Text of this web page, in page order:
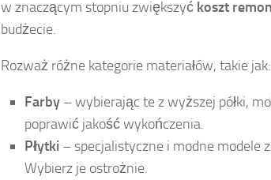
w znaczącym stopniu zwiększyć koszt
budżecie.
Rozważ różne kategorie materiałów, takie jak:
Farby – wybierając te z wyższej półki,
poprawić jakość wykończenia.
Płytki – specjalistyczne i modne modele
Wybierz je ostrożnie.